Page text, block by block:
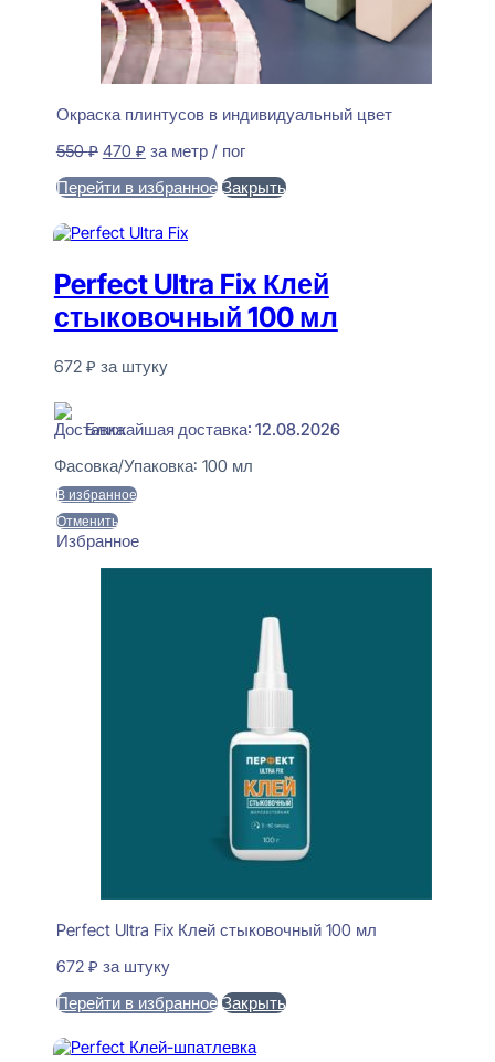
Окраска плинтусов в индивидуальный цвет
550₽ Первоначальная
составляла
470 ₽Текущая
470 ₽.
за метр / пог
Перейти в избранное Закрыть
Perfect Ultra Fix Клей
стыковочный 100 мл
672 ₽ за штуку
Ближайшая доставка: 12.08.2026
Фасовка/Упаковка: 100 мл
В избранное
Отменить
Избранное
Perfect Ultra Fix Клей стыковочный 100 мл
672 ₽ за штуку
Перейти в избранное Закрыть